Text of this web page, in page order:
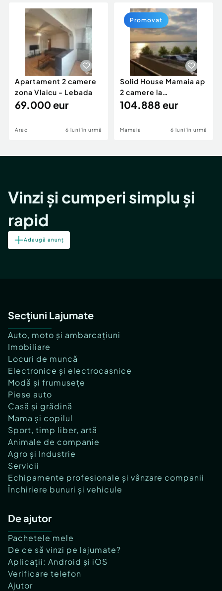
Servicii
Animale de companie
Afaceri și echipamente profesionale
Inchiriere Bunuri si Vehicule
Utilaje agricole si industriale
Piese auto si accesorii
Dacia Duster
Apartament 2 camere
zona Vlaicu - Lebada
69.000 eur
Arad 6 luni în urmă
Solid House Mamaia ap
2 camere la
cheie,langa Mega
104.888 eur
Mamaia 6 luni în urmă
Promovat
Vinzi și cumperi simplu și
rapid
Adaugă anunț
Secțiuni Lajumate
Auto, moto și ambarcațiuni
Imobiliare
Locuri de muncă
Electronice și electrocasnice
Modă și frumusețe
Piese auto
Casă și grădină
Mama și copilul
Sport, timp liber, artă
Animale de companie
Agro și Industrie
Servicii
Echipamente profesionale și vânzare companii
Închiriere bunuri și vehicule
De ajutor
Pachetele mele
De ce să vinzi pe lajumate?
Aplicații: Android și iOS
Verificare telefon
Ajutor